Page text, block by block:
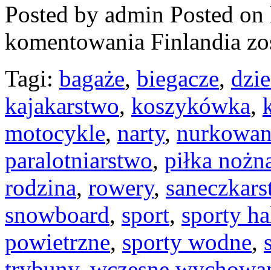
Posted by admin Posted
komentowania Finlandia
Tagi: bagaże, biegacze,
kajakarstwo, koszykówka,
motocykle, narty,
paralotniarstwo, piłka
rodzina, rowery,
snowboard, sport, sporty
powietrzne, sporty wodne,